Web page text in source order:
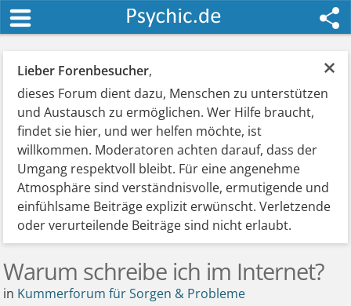
×
Lieber Forenbesucher,
dieses Forum dient dazu, Menschen zu unterstützen
und Austausch zu ermöglichen. Wer Hilfe braucht,
findet sie hier, und wer helfen möchte, ist
willkommen. Moderatoren achten darauf, dass der
Umgang respektvoll bleibt. Für eine angenehme
Atmosphäre sind verständnisvolle, ermutigende und
einfühlsame Beiträge explizit erwünscht. Verletzende
oder verurteilende Beiträge sind nicht erlaubt.
Warum schreibe ich im Internet?
in Kummerforum für Sorgen & Probleme